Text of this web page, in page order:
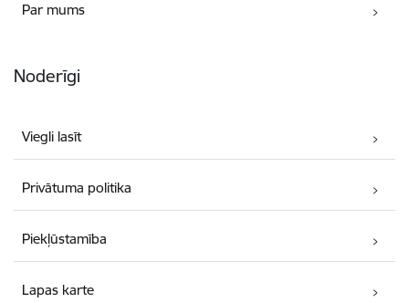
Par mums
Noderīgi
Viegli lasīt
Privātuma politika
Piekļūstamība
Lapas karte